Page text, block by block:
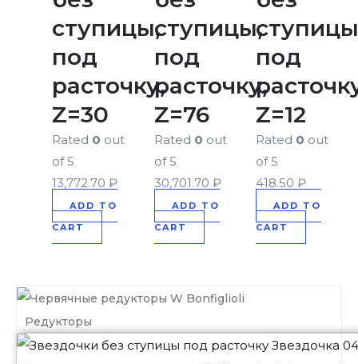
Редукторы
ступицы,
под
расточку,
Z=30
Rated 0 out
of 5
13,772.70 ₽
ADD TO
CART
ступицы,
под
расточку,
Z=76
Rated 0 out
of 5
30,701.70 ₽
ADD TO
CART
под
Z=12
Rated 0 out
of 5
418.50₽
ADD TO
CART